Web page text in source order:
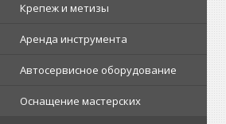
Крепеж и метизы
Аренда инструмента
Автосервисное оборудование
Оснащение мастерских